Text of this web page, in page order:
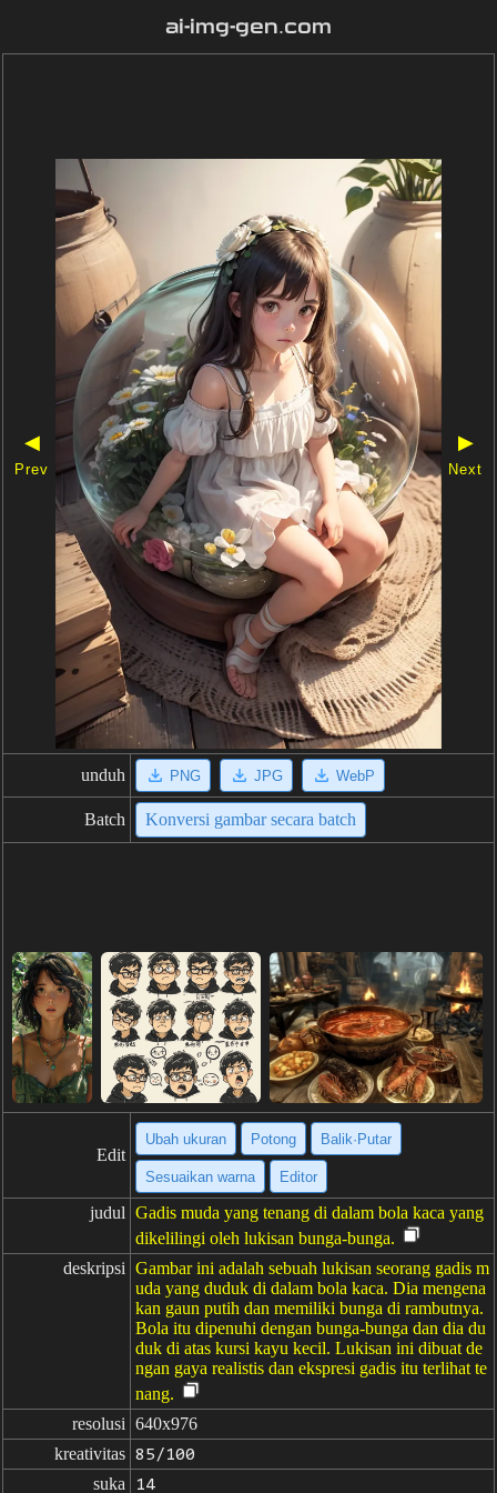
ai-img-gen.com
◀
Prev
▶
Next
unduh PNG JPG WebP
Batch Konversi gambar secara batch
Edit
Ubah ukuran Potong Balik·Putar
Sesuaikan warna Editor
judul Gadis muda yang tenang di dalam bola kaca yang
dikelilingi oleh lukisan bunga-bunga.
deskripsi Gambar ini adalah sebuah lukisan seorang gadis m
uda yang duduk di dalam bola kaca. Dia mengena
kan gaun putih dan memiliki bunga di rambutnya.
Bola itu dipenuhi dengan bunga-bunga dan dia du
duk di atas kursi kayu kecil. Lukisan ini dibuat de
ngan gaya realistis dan ekspresi gadis itu terlihat te
nang.
resolusi 640x976
kreativitas 85/100
suka 14